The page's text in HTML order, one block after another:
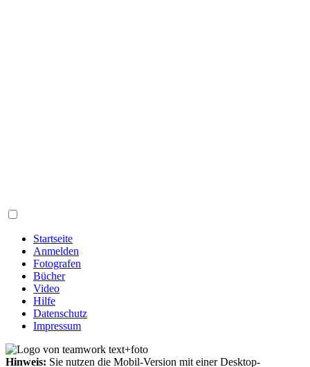
Startseite
Anmelden
Fotografen
Bücher
Video
Hilfe
Datenschutz
Impressum
Hinweis: Sie nutzen die Mobil-Version mit einer Desktop-